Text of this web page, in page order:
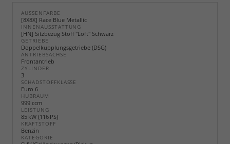
AUSSENFARBE
[8X8X] Race Blue Metallic
INNENAUSSTATTUNG
[HN] Sitzbezug Stoff "Loft" Schwarz
GETRIEBE
Doppelkupplungsgetriebe (DSG)
ANTRIEBSACHSE
Frontantrieb
ZYLINDER
3
SCHADSTOFFKLASSE
Euro 6
HUBRAUM
999 ccm
LEISTUNG
85 kW (116 PS)
KRAFTSTOFF
Benzin
KATEGORIE